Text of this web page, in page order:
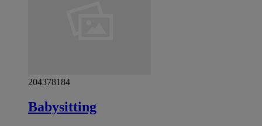
204378184
Babysitting